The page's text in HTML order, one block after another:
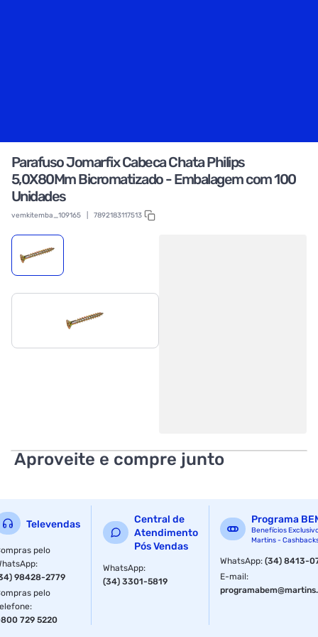
Parafuso Jomarfix Cabeca Chata Philips
5,0X80Mm Bicromatizado - Embalagem com 100
Unidades
vemkitemba_109165 7892183117513
Aproveite e compre junto
Televendas
pelo
:
98428-2779
pelo
:
729 5220
Central de
Atendimento
Pós Vendas
WhatsApp:
(34) 3301-5819
Programa
Benefícios
Martins -
WhatsApp:(34) 8413-
E-mail: